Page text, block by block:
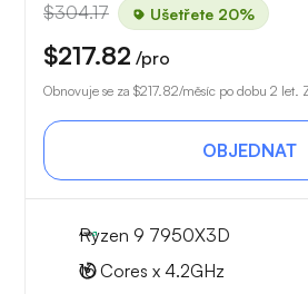
$304.17 Ušetřete 20%
$217.82 /pro
Obnovuje se za $217.82/měsíc po dobu 2 let.
OBJEDNAT
Ryzen 9 7950X3D
16 Cores x 4.2GHz